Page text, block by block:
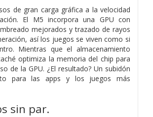
de gran carga gráfica a la velocidad
El M5 incorpora una GPU con
mejorados y trazado de rayos
así los juegos se viven como si
Mientras que el almacenamiento
optimiza la memoria del chip para
de la GPU. ¿El resultado? Un subidón
para las apps y los juegos más
sin par.